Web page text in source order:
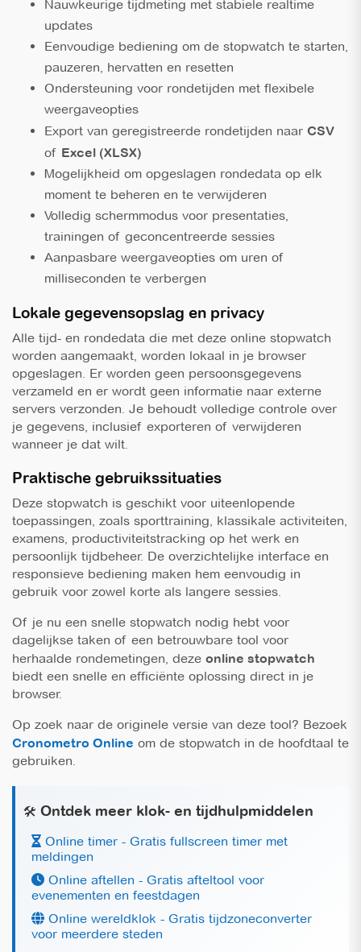
Nauwkeurige tijdmeting met stabiele realtime
updates
Eenvoudige bediening om de stopwatch te starten,
pauzeren, hervatten en resetten
Ondersteuning voor rondetijden met flexibele
weergaveopties
Export van geregistreerde rondetijden naar CSV
of Excel (XLSX)
Mogelijkheid om opgeslagen rondedata op elk
moment te beheren en te verwijderen
Volledig schermmodus voor presentaties,
trainingen of geconcentreerde sessies
Aanpasbare weergaveopties om uren of
milliseconden te verbergen
Lokale gegevensopslag en privacy
Alle tijd- en rondedata die met deze online stopwatch
worden aangemaakt, worden lokaal in je browser
opgeslagen. Er worden geen persoonsgegevens
verzameld en er wordt geen informatie naar externe
servers verzonden. Je behoudt volledige controle over
je gegevens, inclusief exporteren of verwijderen
wanneer je dat wilt.
Praktische gebruikssituaties
Deze stopwatch is geschikt voor uiteenlopende
toepassingen, zoals sporttraining, klassikale activiteiten,
examens, productiviteitstracking op het werk en
persoonlijk tijdbeheer. De overzichtelijke interface en
responsieve bediening maken hem eenvoudig in
gebruik voor zowel korte als langere sessies.
Of je nu een snelle stopwatch nodig hebt voor
dagelijkse taken of een betrouwbare tool voor
herhaalde rondemetingen, deze online stopwatch
biedt een snelle en efficiënte oplossing direct in je
browser.
Op zoek naar de originele versie van deze tool? Bezoek
Cronometro Online om de stopwatch in de hoofdtaal te
gebruiken.
🛠️ Ontdek meer klok- en tijdhulpmiddelen
Online timer - Gratis fullscreen timer met
meldingen
Online aftellen - Gratis afteltool voor
evenementen en feestdagen
Online wereldklok - Gratis tijdzoneconverter
voor meerdere steden